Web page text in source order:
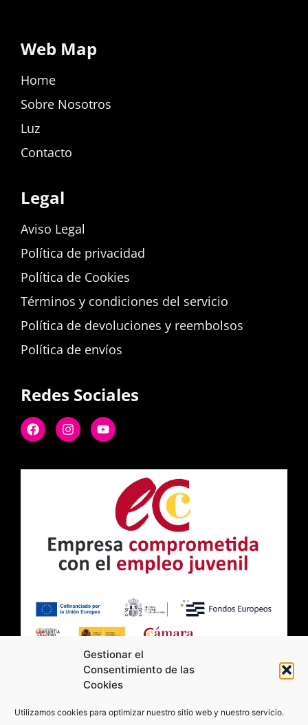
Gestionar el
Consentimiento de las
Cookies
Utilizamos cookies para optimizar nuestro sitio web y nuestro servicio.
Web Map
Home
Sobre Nosotros
Luz
Contacto
Legal
Aviso Legal
Política de privacidad
Política de Cookies
Términos y condiciones del servicio
Política de devoluciones y reembolsos
Política de envíos
Redes Sociales
2026 Moviltick technologies. Todos los